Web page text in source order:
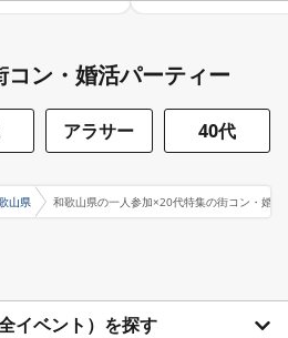
ン・婚活パーティー
アラサー 40代
山県 和歌山県の一人参加×20代特集の街コン・婚活
イベント）を探す